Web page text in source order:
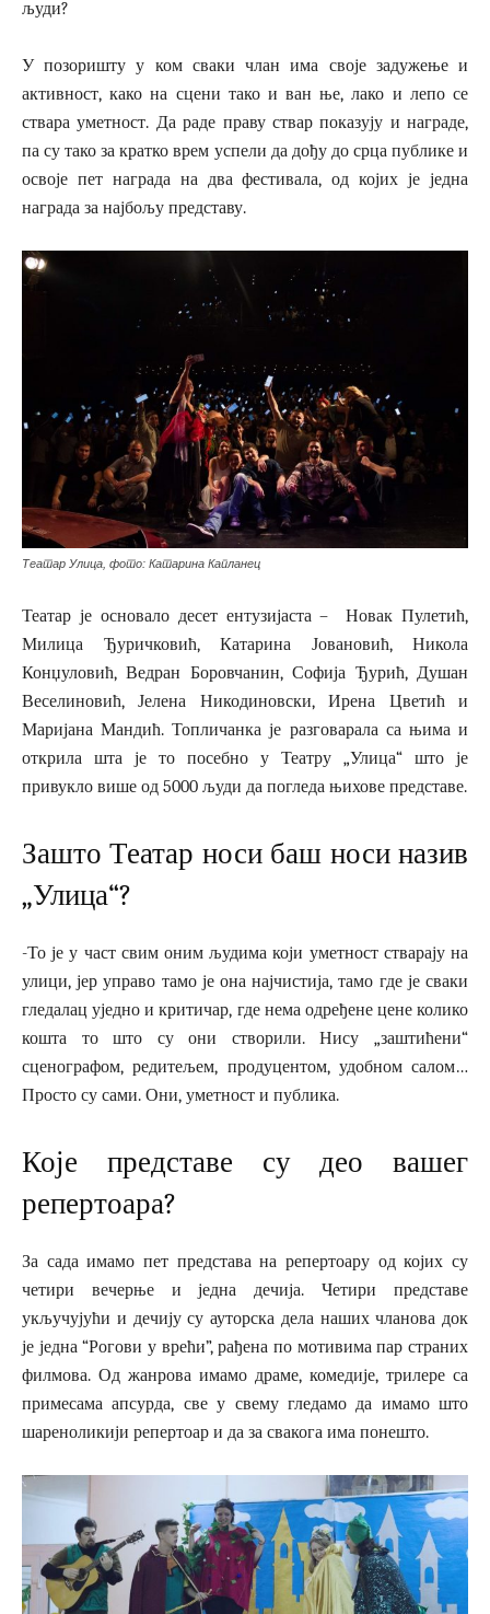
људи?
У позоришту у ком сваки члан има своје задужење и
активност, како на сцени тако и ван ње, лако и лепо се
ствара уметност. Да раде праву ствар показују и награде,
па су тако за кратко врем успели да дођу до срца публике и
освоје пет награда на два фестивала, од којих је једна
награда за најбољу представу.
Театар Улица, фото: Катарина Капланец
Театар је основало десет ентузијаста – Новак Пулетић,
Милица Ђуричковић, Катарина Јовановић, Никола
Конџуловић, Ведран Боровчанин, Софија Ђурић, Душан
Веселиновић, Јелена Никодиновски, Ирена Цветић и
Маријана Мандић. Топличанка је разговарала са њима и
открила шта је то посебно у Театру „Улица“ што је
привукло више од 5000 људи да погледа њихове представе.
Зашто Театар носи баш носи назив
„Улица“?
-То је у част свим оним људима који уметност стварају на
улици, јер управо тамо је она најчистија, тамо где је сваки
гледалац уједно и критичар, где нема одређене цене колико
кошта то што су они створили. Нису „заштићени“
сценографом, редитељем, продуцентом, удобном салом…
Просто су сами. Они, уметност и публика.
Које представе су део вашег
репертоара?
За сада имамо пет представа на репертоару од којих су
четири вечерње и једна дечија. Четири представе
укључујући и дечију су ауторска дела наших чланова док
је једна “Рогови у врећи”, рађена по мотивима пар страних
филмова. Од жанрова имамо драме, комедије, трилере са
примесама апсурда, све у свему гледамо да имамо што
шареноликији репертоар и да за свакога има понешто.